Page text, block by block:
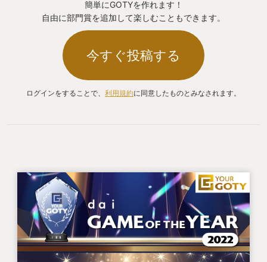
簡単にGOTYを作れます！
自由に部門賞を追加して楽しむこともできます。
今すぐ投稿する
ログインをすることで、 利用規約に同意したものとみなされます。